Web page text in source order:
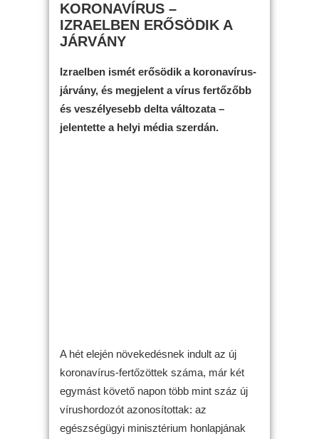
KORONAVÍRUS –
IZRAELBEN ERŐSÖDIK A
JÁRVÁNY
Izraelben ismét erősödik a koronavírus-
járvány, és megjelent a vírus fertőzőbb
és veszélyesebb delta változata –
jelentette a helyi média szerdán.
A hét elején növekedésnek indult az új
koronavírus-fertőzöttek száma, már két
egymást követő napon több mint száz új
vírushordozót azonosítottak: az
egészségügyi minisztérium honlapjának